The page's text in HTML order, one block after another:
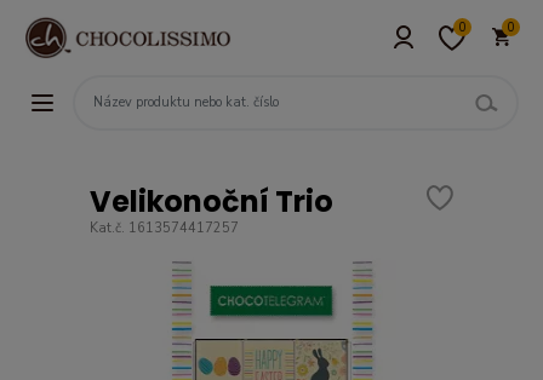
0 0
Velikonoční Trio
Kat.č. 1613574417257